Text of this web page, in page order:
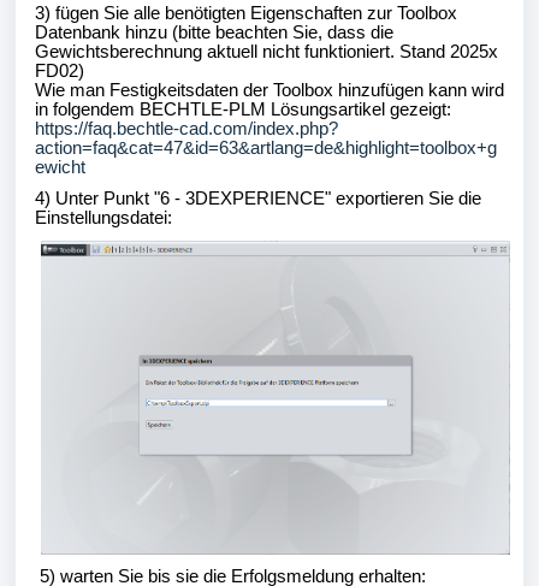
3) fügen Sie alle benötigten Eigenschaften zur Toolbox
Datenbank hinzu (bitte beachten Sie, dass die
Gewichtsberechnung aktuell nicht funktioniert. Stand 2025x
FD02)
Wie man Festigkeitsdaten der Toolbox hinzufügen kann wird
in folgendem BECHTLE-PLM Lösungsartikel gezeigt:
https://faq.bechtle-cad.com/index.php?
action=faq&cat=47&id=63&artlang=de&highlight=toolbox+g
ewicht
4) Unter Punkt "6 - 3DEXPERIENCE" exportieren Sie die
Einstellungsdatei:
5) warten Sie bis sie die Erfolgsmeldung erhalten: